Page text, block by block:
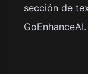
sección de
GoEnhanceAI.